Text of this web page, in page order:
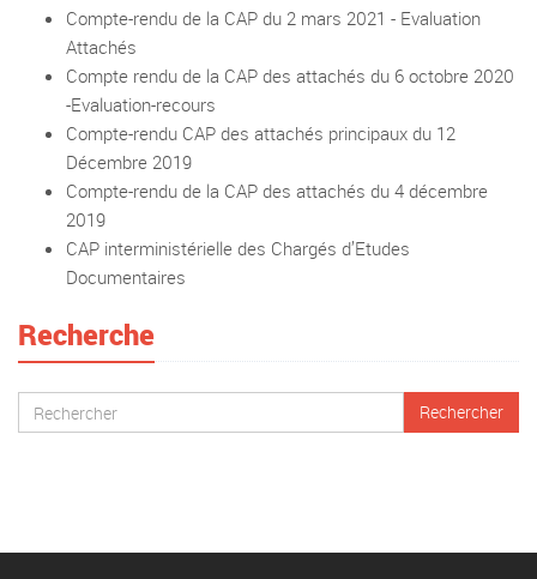
Compte-rendu de la CAP du 2 mars 2021 - Evaluation
Attachés
Compte rendu de la CAP des attachés du 6 octobre 2020
-Evaluation-recours
Compte-rendu CAP des attachés principaux du 12
Décembre 2019
Compte-rendu de la CAP des attachés du 4 décembre
2019
CAP interministérielle des Chargés d’Etudes
Documentaires
Recherche